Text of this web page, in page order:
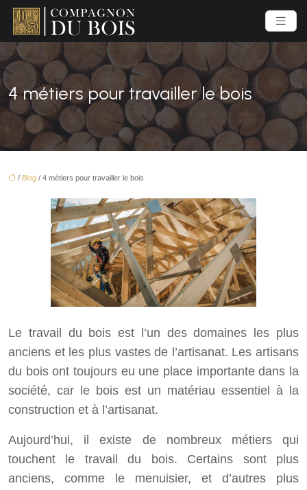
4 métiers pour travailler le bois
/ Blog / 4 métiers pour travailler le bois
Le travail du bois est l’un des domaines les plus
anciens et les plus vastes de l’artisanat. Les artisans
du bois ont toujours eu une place importante dans la
société, car le bois est un matériau essentiel à la
construction et à l’artisanat.
Aujourd’hui, il existe de nombreux métiers qui
touchent le travail du bois. Certains sont plus
anciens, comme le menuisier, et d’autres plus